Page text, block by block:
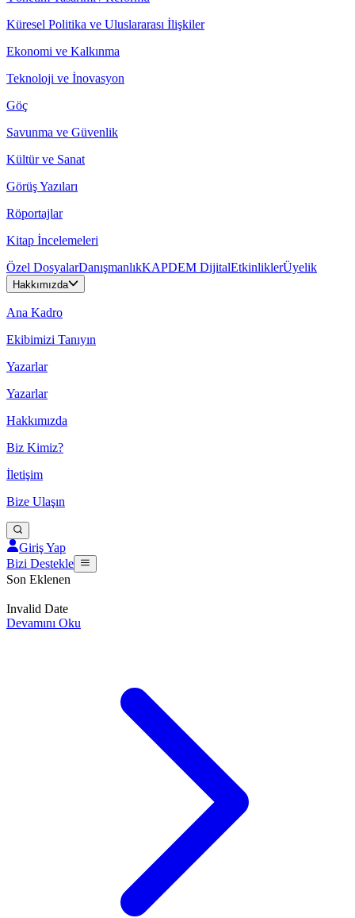
Küresel Politika ve Uluslararası İlişkiler
Ekonomi ve Kalkınma
Teknoloji ve İnovasyon
Göç
Savunma ve Güvenlik
Kültür ve Sanat
Görüş Yazıları
Röportajlar
Kitap İncelemeleri
Özel DosyalarDanışmanlıkKAPDEM DijitalEtkinliklerÜyelik
Hakkımızda
Ana Kadro
Ekibimizi Tanıyın
Yazarlar
Yazarlar
Hakkımızda
Biz Kimiz?
İletişim
Bize Ulaşın
Giriş Yap
Bizi Destekle
Son Eklenen
Invalid Date
Devamını Oku